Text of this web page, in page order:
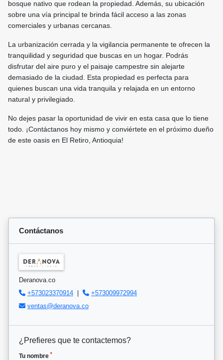
bosque nativo que rodean la propiedad. Además, su ubicación
sobre una vía principal te brinda fácil acceso a las zonas
comerciales y urbanas cercanas.
La urbanización cerrada y la vigilancia permanente te ofrecen la
tranquilidad y seguridad que buscas en un hogar. Podrás
disfrutar del aire puro y el paisaje campestre sin alejarte
demasiado de la ciudad. Esta propiedad es perfecta para
quienes buscan una vida tranquila y relajada en un entorno
natural y privilegiado.
No dejes pasar la oportunidad de vivir en esta casa que lo tiene
todo. ¡Contáctanos hoy mismo y conviértete en el próximo dueño
de este oasis en El Retiro, Antioquia!
Contáctanos
Deranova.co
+573023370914 |
+573009972994
ventas@deranova.co
¿Prefieres que te contactemos?
Tu nombre *